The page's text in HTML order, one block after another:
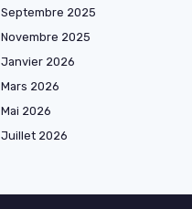
Septembre 2025
Novembre 2025
Janvier 2026
Mars 2026
Mai 2026
Juillet 2026